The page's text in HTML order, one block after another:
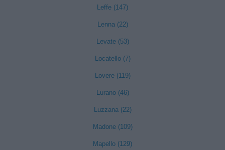
Leffe (147)
Lenna (22)
Levate (53)
Locatello (7)
Lovere (119)
Lurano (46)
Luzzana (22)
Madone (109)
Mapello (129)